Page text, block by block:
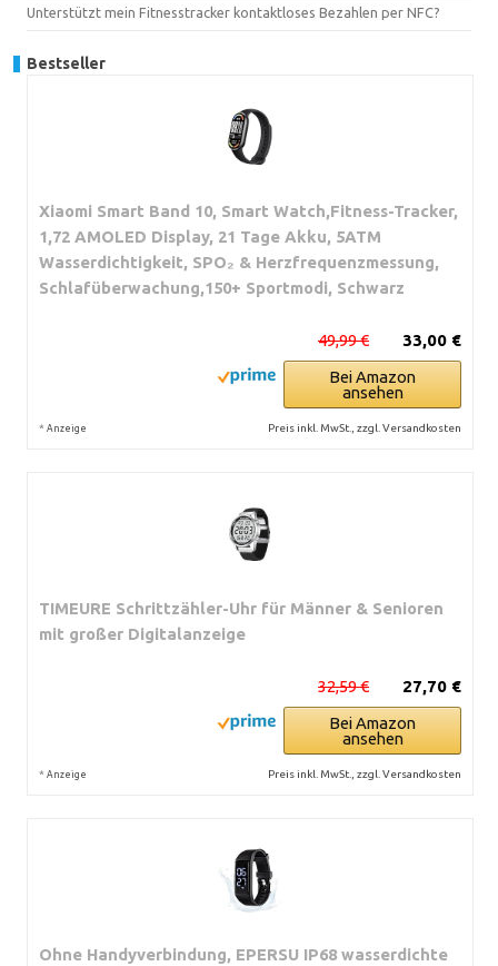
Unterstützt mein Fitnesstracker kontaktloses Bezahlen per NFC?
Bestseller
Xiaomi Smart Band 10, Smart Watch,Fitness-Tracker,
1,72 AMOLED Display, 21 Tage Akku, 5ATM
Wasserdichtigkeit, SPO₂ & Herzfrequenzmessung,
Schlafüberwachung,150+ Sportmodi, Schwarz
33,00 €
49,99 €
Bei Amazon
ansehen
* Anzeige Preis inkl. MwSt., zzgl. Versandkosten
TIMEURE Schrittzähler-Uhr für Männer & Senioren
mit großer Digitalanzeige
27,70 €
32,59 €
Bei Amazon
ansehen
* Anzeige Preis inkl. MwSt., zzgl. Versandkosten
Ohne Handyverbindung, EPERSU IP68 wasserdichte